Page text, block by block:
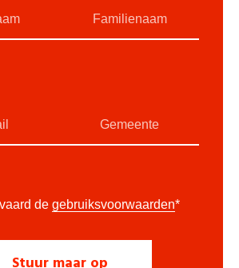
de gebruiksvoorwaarden*